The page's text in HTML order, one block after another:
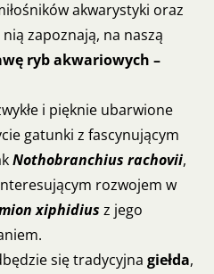
akwarystyki oraz
zapoznają, na naszą
ryb akwariowych –
i pięknie ubarwione
gatunki z fascynującym
Nothobranchius rachovii,
rozwojem w
xiphidius z jego
się tradycyjna giełda,